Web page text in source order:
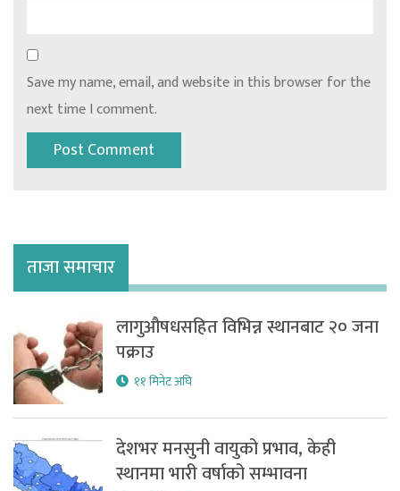
Save my name, email, and website in this browser for the
next time I comment.
ताजा समाचार
लागुऔषधसहित विभिन्न स्थानबाट २० जना
पक्राउ
११ मिनेट अघि
देशभर मनसुनी वायुको प्रभाव, केही
स्थानमा भारी वर्षाको सम्भावना